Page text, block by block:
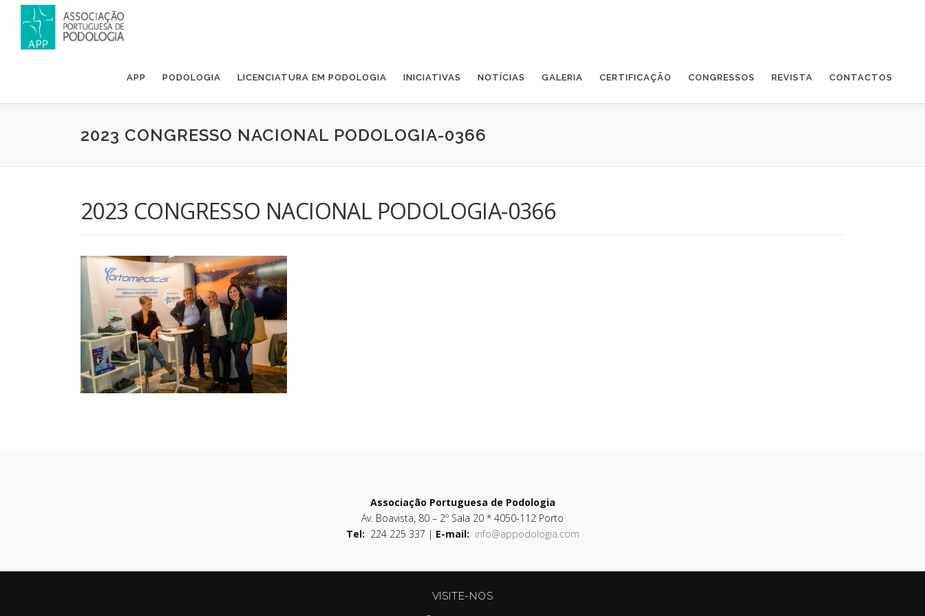
APP PODOLOGIA LICENCIATURA EM PODOLOGIA INICIATIVAS NOTÍCIAS GALERIA CERTIFICAÇÃO CONGRESSOS REVISTA CONTACTOS
2023 CONGRESSO NACIONAL PODOLOGIA-0366
2023 CONGRESSO NACIONAL PODOLOGIA-0366
Associação Portuguesa de Podologia
Av. Boavista, 80 – 2º Sala 20 * 4050-112 Porto
Tel: 224 225 337 | E-mail: info@appodologia.com
VISITE-NOS